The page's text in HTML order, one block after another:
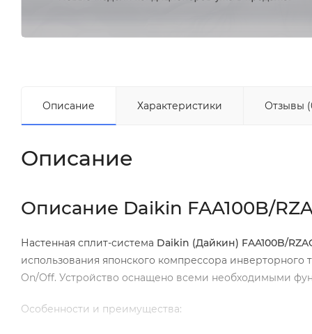
Описание Характеристики Отзывы
Описание
Описание Daikin FAA100B/
Настенная сплит-система Daikin (Дайкин) FAA100B/
использования японского компрессора
On/Off. Устройство оснащено всеми необходимыми
Особенности и преимущества: